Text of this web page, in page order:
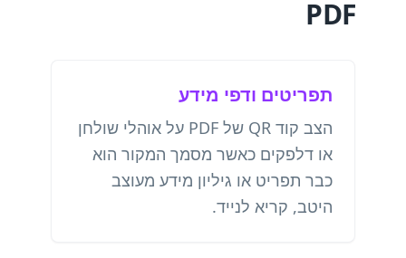
PDF
תפריטים ודפי מידע
הצב קוד QR של PDF על אוהלי שולחן
או דלפקים כאשר מסמך המקור הוא
כבר תפריט או גיליון מידע מעוצב
היטב, קריא לנייד.